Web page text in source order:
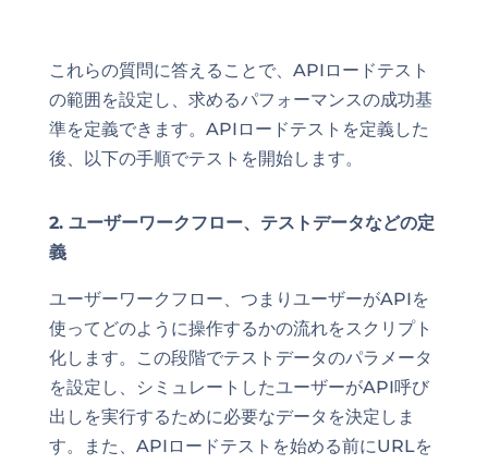
これらの質問に答えることで、APIロードテスト
の範囲を設定し、求めるパフォーマンスの成功基
準を定義できます。APIロードテストを定義した
後、以下の手順でテストを開始します。
2. ユーザーワークフロー、テストデータなどの定
義
ユーザーワークフロー、つまりユーザーがAPIを
使ってどのように操作するかの流れをスクリプト
化します。この段階でテストデータのパラメータ
を設定し、シミュレートしたユーザーがAPI呼び
出しを実行するために必要なデータを決定しま
す。また、APIロードテストを始める前にURLを